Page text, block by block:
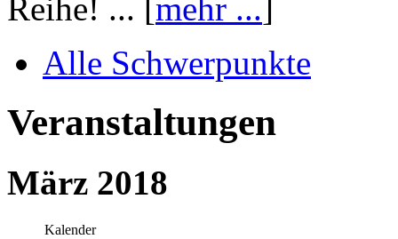
Reihe! ... [mehr ...]
Alle Schwerpunkte
Veranstaltungen
März 2018
Kalender